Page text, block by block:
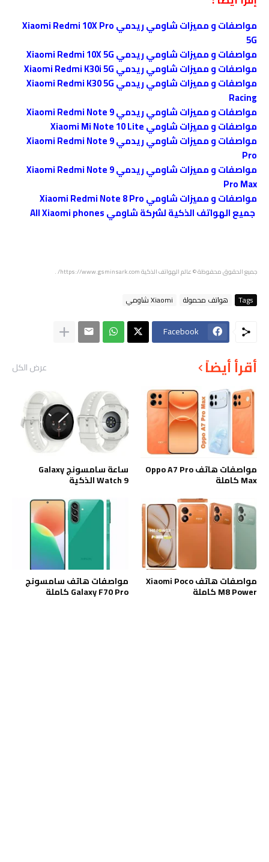
مواصفات و مميزات شاومي ريدمي Xiaomi Redmi 10X Pro
5G
مواصفات و مميزات شاومي ريدمي Xiaomi Redmi 10X 5G
مواصفات و مميزات شاومي ريدمي Xiaomi Redmi K30i 5G
مواصفات و مميزات شاومي ريدمي Xiaomi Redmi K30 5G
Racing
مواصفات و مميزات شاومي ريدمي Xiaomi Redmi Note 9
مواصفات و مميزات شاومي Xiaomi Mi Note 10 Lite
مواصفات و مميزات شاومي ريدمي Xiaomi Redmi Note 9
Pro
مواصفات و مميزات شاومي ريدمي Xiaomi Redmi Note 9
Pro Max
مواصفات و مميزات شاومي Xiaomi Redmi Note 8 Pro
جميع الهواتف الذكية لشركة شاومي All Xiaomi phones
جميع الحقوق محفوظة© عالم الهواتف الذكيةhttps://www.gsminsark.com/
.
Tags هواتف محمولة Xiaomi شاومي
Facebook
أقرأ أيضاً عرض الكل
مواصفات هاتف Oppo A7 Pro
Max كاملة
ساعة سامسونج Galaxy
Watch 9 الذكية
مواصفات هاتف Xiaomi Poco
M8 Power كاملة
مواصفات هاتف سامسونج
Galaxy F70 Pro كاملة